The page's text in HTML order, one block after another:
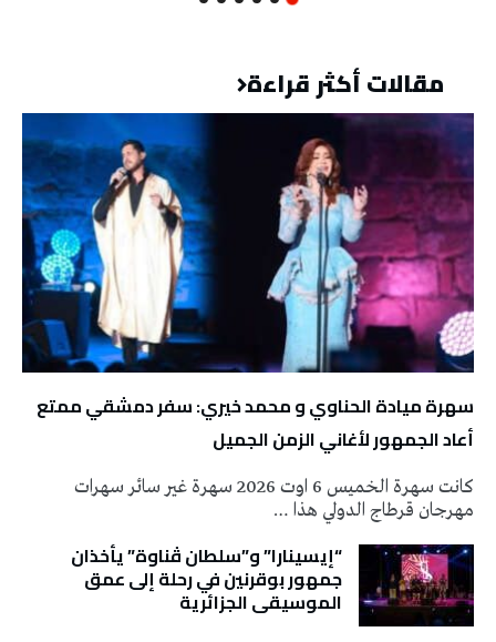
مقالات أكثر قراءة
سهرة ميادة الحناوي و محمد خيري: سفر دمشقي ممتع
أعاد الجمهور لأغاني الزمن الجميل
كانت سهرة الخميس 6 اوت 2026 سهرة غير سائر سهرات
مهرجان قرطاج الدولي هذا …
“إيسينارا” و”سلطان ڤناوة” يأخذان
جمهور بوقرنين في رحلة إلى عمق
الموسيقى الجزائرية